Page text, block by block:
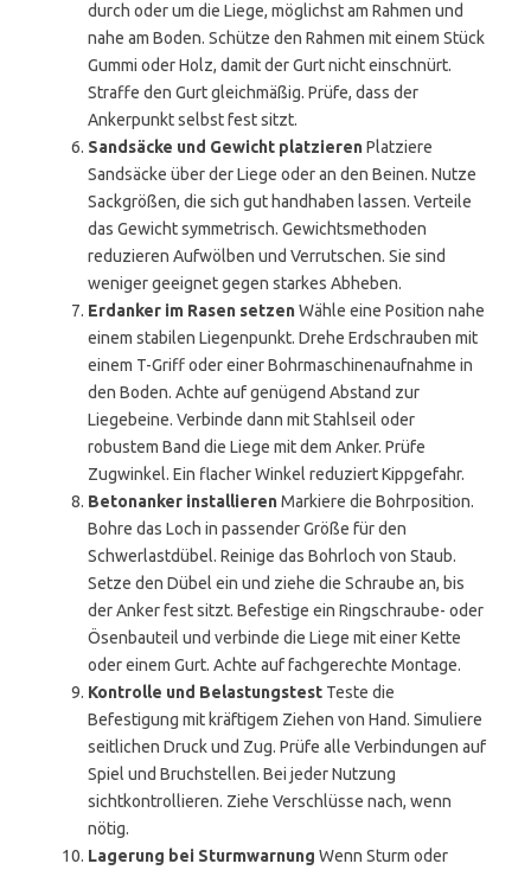
durch oder um die Liege, möglichst am Rahmen und
nahe am Boden. Schütze den Rahmen mit einem Stück
Gummi oder Holz, damit der Gurt nicht einschnürt.
Straffe den Gurt gleichmäßig. Prüfe, dass der
Ankerpunkt selbst fest sitzt.
Sandsäcke und Gewicht platzierenPlatziere
Sandsäcke über der Liege oder an den Beinen. Nutze
Sackgrößen, die sich gut handhaben lassen. Verteile
das Gewicht symmetrisch. Gewichtsmethoden
reduzieren Aufwölben und Verrutschen. Sie sind
weniger geeignet gegen starkes Abheben.
Erdanker im Rasen setzenWähle eine Position nahe
einem stabilen Liegenpunkt. Drehe Erdschrauben mit
einem T-Griff oder einer Bohrmaschinenaufnahme in
den Boden. Achte auf genügend Abstand zur
Liegebeine. Verbinde dann mit Stahlseil oder
robustem Band die Liege mit dem Anker. Prüfe
Zugwinkel. Ein flacher Winkel reduziert Kippgefahr.
Betonanker installierenMarkiere die Bohrposition.
Bohre das Loch in passender Größe für den
Schwerlastdübel. Reinige das Bohrloch von Staub.
Setze den Dübel ein und ziehe die Schraube an, bis
der Anker fest sitzt. Befestige ein Ringschraube- oder
Ösenbauteil und verbinde die Liege mit einer Kette
oder einem Gurt. Achte auf fachgerechte Montage.
Kontrolle und Belastungstest Teste die
Befestigung mit kräftigem Ziehen von Hand. Simuliere
seitlichen Druck und Zug. Prüfe alle Verbindungen auf
Spiel und Bruchstellen. Bei jeder Nutzung
sichtkontrollieren. Ziehe Verschlüsse nach, wenn
nötig.
Lagerung bei Sturmwarnung Wenn Sturm oder